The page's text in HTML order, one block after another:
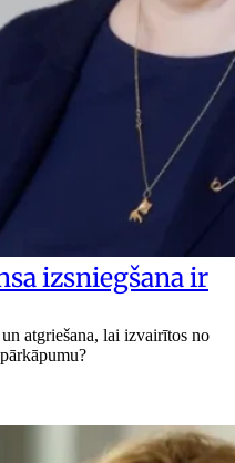
izsniegšana ir
atgriešana, lai izvairītos no